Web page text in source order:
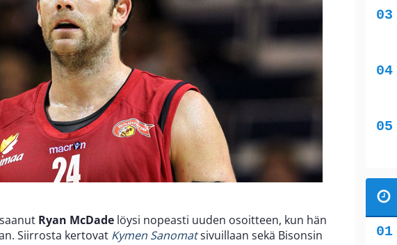
Ryan McDade löysi nopeasti uuden osoitteen, kun hän
Siirrosta kertovat Kymen Sanomatsivuillaan sekä Bisonsin